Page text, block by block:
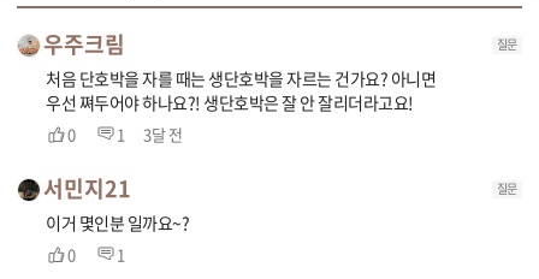
우주크림 질문
처음 단호박을 자를 때는 생단호박을 자르는 건가요? 아니면
우선 쪄두어야 하나요?! 생단호박은 잘 안 잘리더라고요!
0 1 3달 전
서민지21 질문
이거 몇인분 일까요~?
0 1